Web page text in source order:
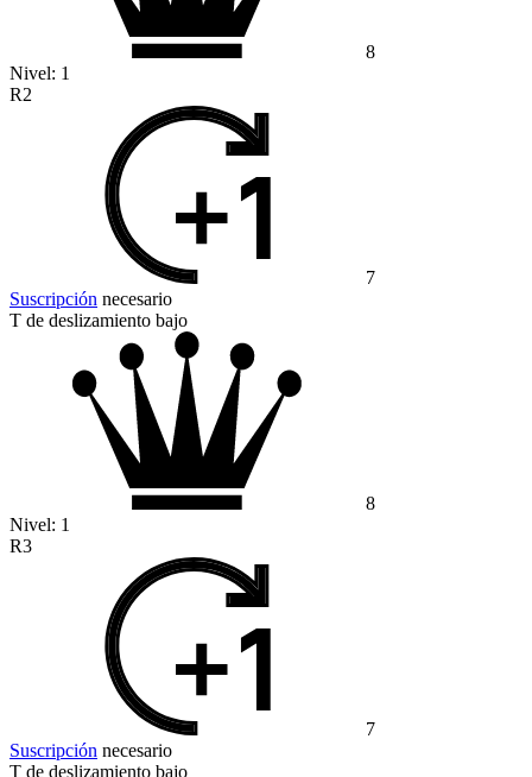
8
Nivel: 1
R2
7
Suscripción necesario
T de deslizamiento bajo
8
Nivel: 1
R3
7
Suscripción necesario
T de deslizamiento bajo